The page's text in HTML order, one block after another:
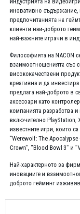
иновативно съдържание,
предпочитанията на
клиенти най-доброто
най-важните играчи в
Философията на NACON
взаимоотношенията със
висококачествени
креативна и да
предлага най-доброто в
аксесоари като
компанията разработва
включително PlayStation,
известните игри, които
"Werewolf: The
Crown", "Blood Bowl 3" и
Най-характерното за
иновациите и
доброто гейминг